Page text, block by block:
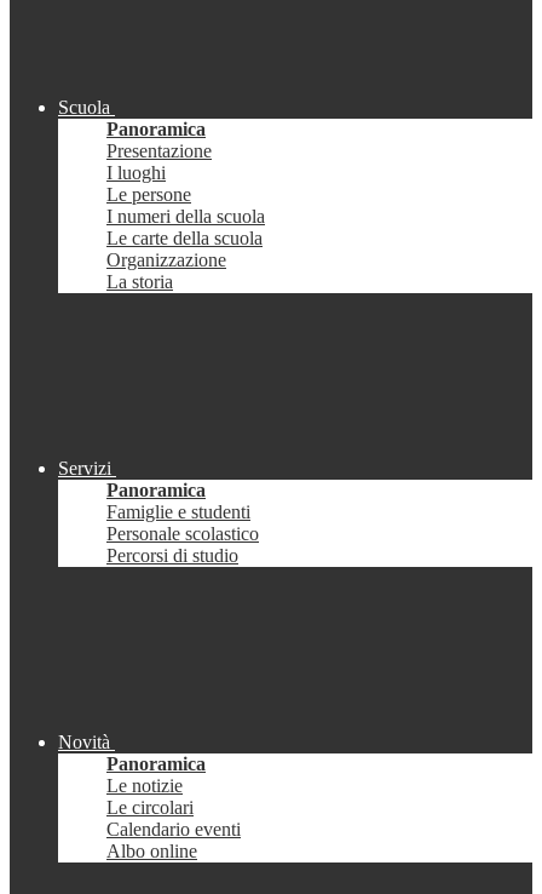
Scuola
Panoramica
Presentazione
I luoghi
Le persone
I numeri della scuola
Le carte della scuola
Organizzazione
La storia
Servizi
Panoramica
Famiglie e studenti
Personale scolastico
Percorsi di studio
Novità
Panoramica
Le notizie
Le circolari
Calendario eventi
Albo online